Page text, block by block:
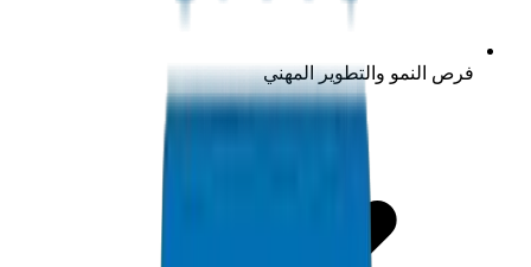
فرص النمو والتطوير المهني